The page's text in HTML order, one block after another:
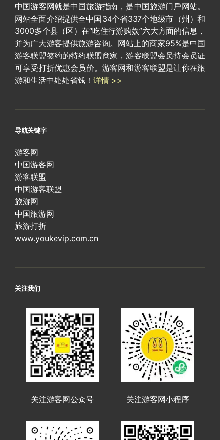
中国游客网就是中国旅游指南，是中国旅游门戶网站。
网站全面介绍提供全中国34个省337个地级市（州）和
3000多个县（区）在“吃住行游购娱”六大方面的信息，
并为广大游客提供旅游咨询。网站上的商家95%是中国
游客联盟签约的特约联盟商家，游客联盟会员持会员证
可享受打折优惠会员价。游客网和游客联盟是让你在旅
游和生活中处处省钱！ 详情 >>
导航关键字
游客网
中国游客网
游客联盟
中国游客联盟
旅游网
中国旅游网
旅游打折
www.youkevip.com.cn
关注我们
关注游客网公众号 关注游客网小程序